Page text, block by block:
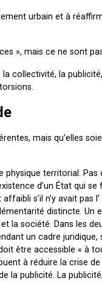
urbain et à
», mais ce ne sont
collectivité, la
mais qu’elles
territorial.
d’un État qui
s’il n’y avait pas
distincte.
la société. Dans les
un cadre
être accessible « à
à réduire la crise
la publicité. La